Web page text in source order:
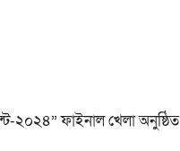
২০২৪” ফাইনাল খেলা অনুষ্ঠিত